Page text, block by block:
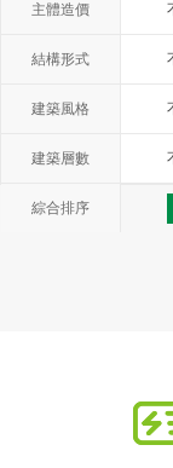
主體造價
結構形式
建築風格
建築層數
綜合排序